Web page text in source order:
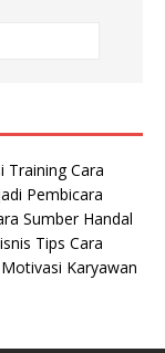
Training Cara
Pembicara
Sumber Handal
Tips Cara
Karyawan